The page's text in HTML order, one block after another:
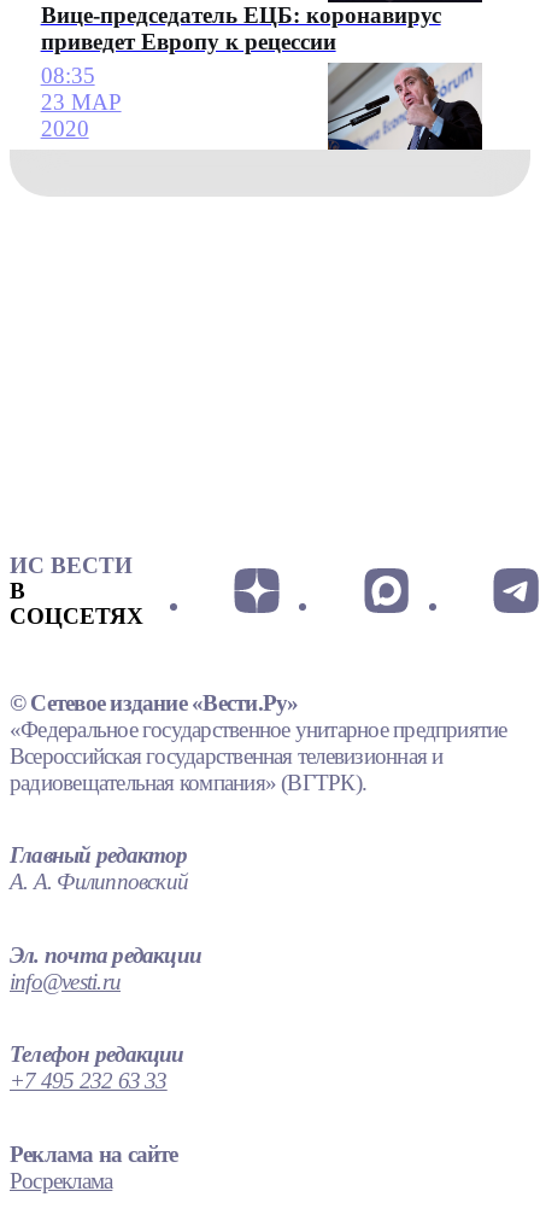
Вице-председатель ЕЦБ: коронавирус
приведет Европу к рецессии
08:35
23 МАР
2020
ИС ВЕСТИ
В
СОЦСЕТЯХ
© Сетевое издание «Вести.Ру»
«Федеральное государственное унитарное предприятие
Всероссийская государственная телевизионная и
радиовещательная компания» (ВГТРК).
Главный редактор
А. А. Филипповский
Эл. почта редакции
info@vesti.ru
Телефон редакции
+7 495 232 63 33
Реклама на сайте
Росреклама